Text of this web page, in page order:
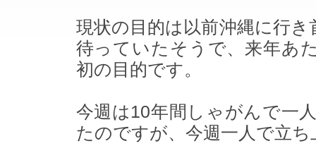
現状の目的は以前沖縄に行
待っていたそうで、来年あ
初の目的です。
今週は10年間しゃがんで一
たのですが、今週一人で立